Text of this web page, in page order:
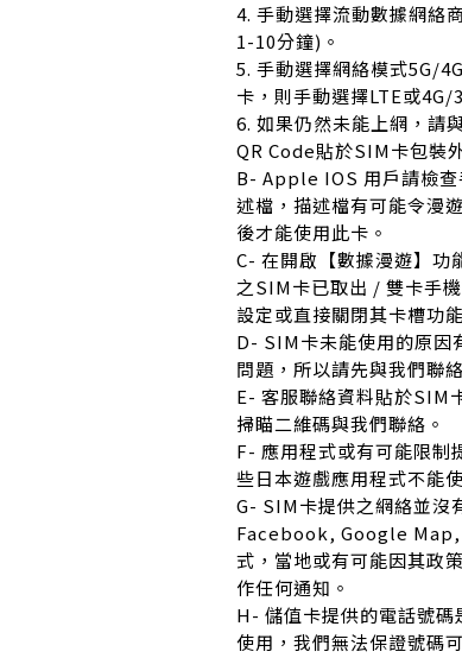
4. 手動選擇流動數據網絡
1-10分鐘)。
5. 手動選擇網絡模式5G/
卡，則手動選擇LTE或4G/
6. 如果仍然未能上網，請
QR Code貼於SIM卡包裝
B- Apple IOS 用戶請檢查
述檔，描述檔有可能令漫
後才能使用此卡。
C- 在開啟【數據漫遊】功
之SIM卡已取出 / 雙卡手
設定或直接關閉其卡槽功
D- SIM卡未能使用的原因
問題，所以請先與我們聯
E- 客服聯絡資料貼於SIM
掃瞄二維碼與我們聯絡。
F- 應用程式或有可能限制
些日本遊戲應用程式不能
G- SIM卡提供之網絡並
Facebook, Google
式，當地或有可能因其政
作任何通知。
H- 儲值卡提供的電話號碼
使用，我們無法保證號碼